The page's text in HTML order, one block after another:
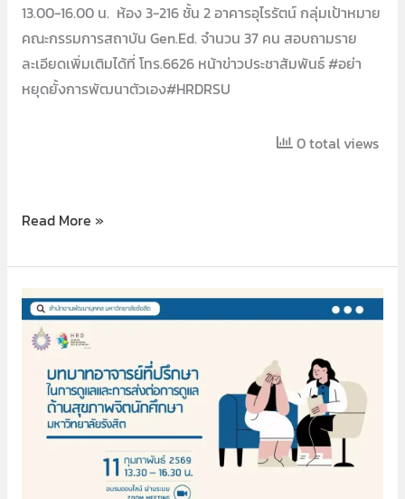
13.00-16.00 น. ห้อง 3-216 ชั้น 2 อาคารอุไรรัตน์ กลุ่มเป้าหมาย
คณะกรรมการสถาบัน Gen.Ed. จำนวน 37 คน สอบถามราย
ละเอียดเพิ่มเติมได้ที่ โทร.6626 หน้าข่าวประชาสัมพันธ์ #อย่า
หยุดยั้งการพัฒนาตัวเอง#HRDRSU
0 total views
Read More »
ทักษะ
อาจารย์
ปรึกษา
2569